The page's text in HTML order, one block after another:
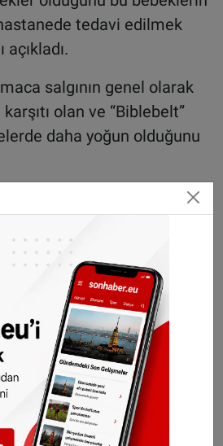
hastanede tedavi edilmek
açıkladı.
salgının genel olarak
olan ve “Biblebelt”
daha yoğun olduğunu
gram hesabımızdan
bültenimize abone olun,
ülkeleri gündeminden
her gün telefonunuza
için tıklayın
haberlerin her türlü
’ya aittir. Haberin linki